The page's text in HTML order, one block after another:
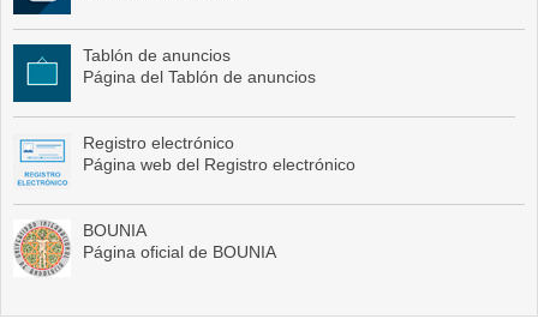
Tablón de anuncios
Página del Tablón de anuncios
Registro electrónico
Página web del Registro electrónico
BOUNIA
Página oficial de BOUNIA